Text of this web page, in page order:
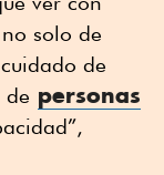
solo de
de
de personas